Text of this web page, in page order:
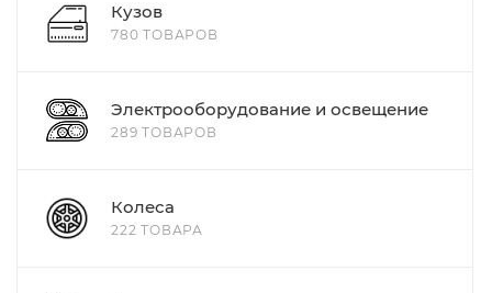
Кузов
780 ТОВАРОВ
Электрооборудование и освещение
289 ТОВАРОВ
Колеса
222 ТОВАРА